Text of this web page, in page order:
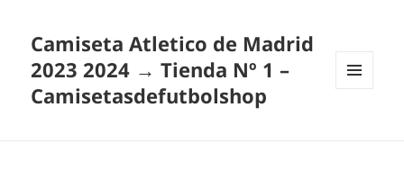
Camiseta Atletico de Madrid
2023 2024 → Tienda Nº 1 –
Camisetasdefutbolshop